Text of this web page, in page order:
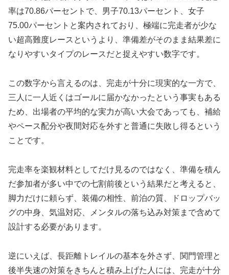
率は70.86パーセントで、男子70.13パーセント、女子
75.00パーセントと案内されており、極端に完走者が少な
い超高難度レースというより、準備差がそのまま結果差に
なりやすいタイプのレースだと捉えやすい数字です。
この数字から言えるのは、完走が十分に現実的な一方で、
三人に一人近くはゴールに届かなかったという事実もある
ため、出場者の平均的な実力が高い大会であっても、補給
やペース配分や夜間対応を外すと普通に失敗し得るという
ことです。
完走率を楽観材料としてだけ見るのではなく、準備を積ん
だ参加者が多い中での七割前後という結果だと考えると、
脚力だけに頼らず、装備の相性、前泊の質、ドロップバッ
グの中身、気温対応、メンタルの落ち込み対策まで含めて
設計する必要があります。
逆にいえば、長距離トレイルの基本を外さず、関門管理と
後半失速の対策をきちんと積み上げた人には、完走が十分